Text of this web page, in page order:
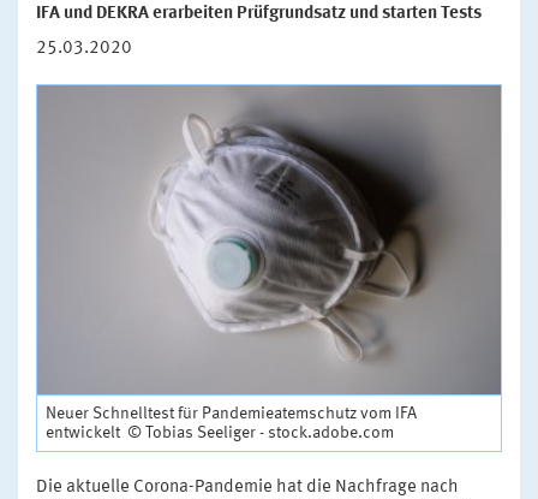
IFA und DEKRA erarbeiten Prüfgrundsatz und starten Tests
25.03.2020
Neuer Schnelltest für Pandemieatemschutz vom IFA
entwickelt © Tobias Seeliger - stock.adobe.com
Die aktuelle Corona-Pandemie hat die Nachfrage nach